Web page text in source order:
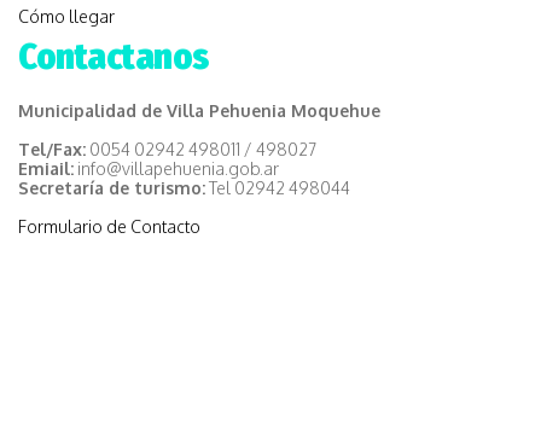
Cómo llegar
Contactanos
Municipalidad de Villa Pehuenia Moquehue
Tel/Fax: 0054 02942 498011 / 498027
Emiail: info@villapehuenia.gob.ar
Secretaría de turismo:Tel 02942 498044
Formulario de Contacto